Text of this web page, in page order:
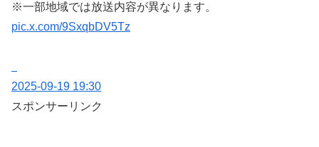
※一部地域では放送内容が異なります。
pic.x.com/9SxqbDV5Tz
2025-09-19 19:30
スポンサーリンク